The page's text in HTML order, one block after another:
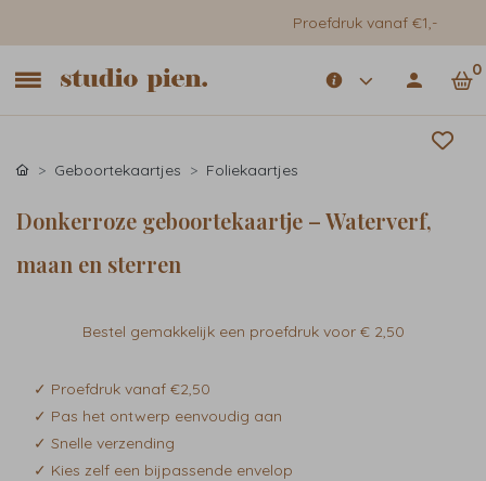
Proefdruk vanaf €1,-
0
Geboortekaartjes Foliekaartjes
Donkerroze geboortekaartje – Waterverf,
maan en sterren
Bestel gemakkelijk een proefdruk voor € 2,50
✓ Proefdruk vanaf €2,50
✓ Pas het ontwerp eenvoudig aan
✓ Snelle verzending
✓ Kies zelf een bijpassende envelop